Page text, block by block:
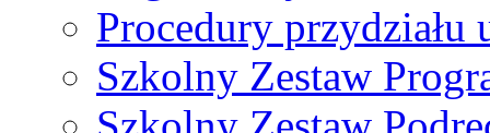
Procedury
Szkolny Zestaw